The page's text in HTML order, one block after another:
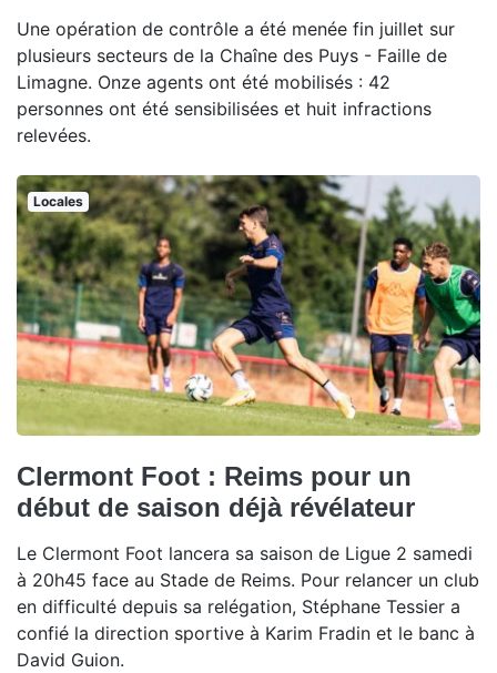
Une opération de contrôle a été menée fin juillet sur
plusieurs secteurs de la Chaîne des Puys - Faille de
Limagne. Onze agents ont été mobilisés : 42
personnes ont été sensibilisées et huit infractions
relevées.
Locales
Clermont Foot : Reims pour un
début de saison déjà révélateur
Le Clermont Foot lancera sa saison de Ligue 2 samedi
à 20h45 face au Stade de Reims. Pour relancer un club
en difficulté depuis sa relégation, Stéphane Tessier a
confié la direction sportive à Karim Fradin et le banc à
David Guion.